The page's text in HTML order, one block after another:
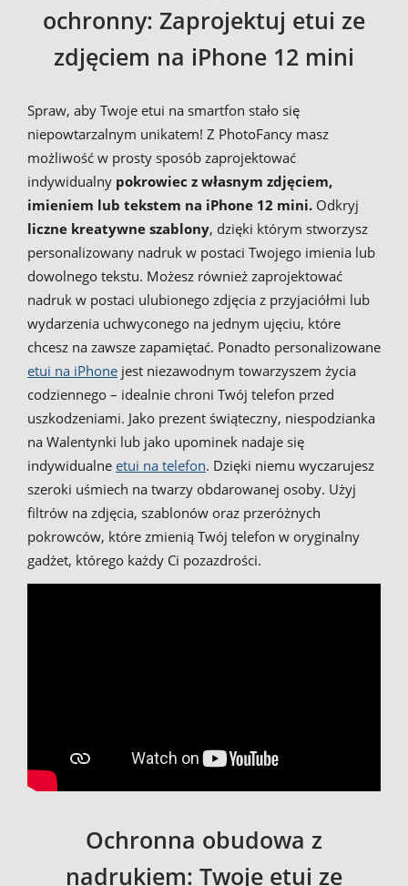
ochronny: Zaprojektuj etui ze
zdjęciem na iPhone 12 mini
Spraw, aby Twoje etui na smartfon stało się
niepowtarzalnym unikatem! Z PhotoFancy masz
możliwość w prosty sposób zaprojektować
indywidualny pokrowiec z własnym zdjęciem,
imieniem lub tekstem na iPhone 12 mini. Odkryj
liczne kreatywne szablony, dzięki którym stworzysz
personalizowany nadruk w postaci Twojego imienia lub
dowolnego tekstu. Możesz również zaprojektować
nadruk w postaci ulubionego zdjęcia z przyjaciółmi lub
wydarzenia uchwyconego na jednym ujęciu, które
chcesz na zawsze zapamiętać. Ponadto personalizowane
etui na iPhone jest niezawodnym towarzyszem życia
codziennego – idealnie chroni Twój telefon przed
uszkodzeniami. Jako prezent świąteczny, niespodzianka
na Walentynki lub jako upominek nadaje się
indywidualne etui na telefon. Dzięki niemu wyczarujesz
szeroki uśmiech na twarzy obdarowanej osoby. Użyj
filtrów na zdjęcia, szablonów oraz przeróżnych
pokrowców, które zmienią Twój telefon w oryginalny
gadżet, którego każdy Ci pozazdrości.
Ochronna obudowa z
nadrukiem: Twoje etui ze